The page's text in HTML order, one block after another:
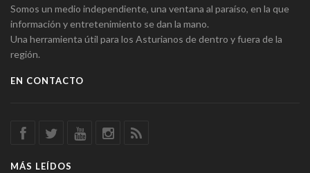
Somos un medio independiente, una ventana al paraíso, en la que
información y entretenimiento se dan la mano.
Una herramienta útil para los Asturianos de dentro y fuera de la
región.
EN CONTACTO
MÁS LEÍDOS